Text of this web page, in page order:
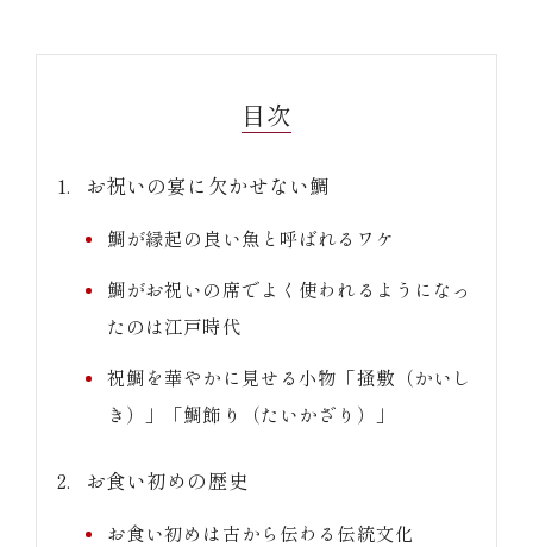
目次
お祝いの宴に欠かせない鯛
鯛が縁起の良い魚と呼ばれるワケ
鯛がお祝いの席でよく使われるようになっ
たのは江戸時代
祝鯛を華やかに見せる小物「掻敷（かいし
き）」「鯛飾り（たいかざり）」
お食い初めの歴史
お食い初めは古から伝わる伝統文化